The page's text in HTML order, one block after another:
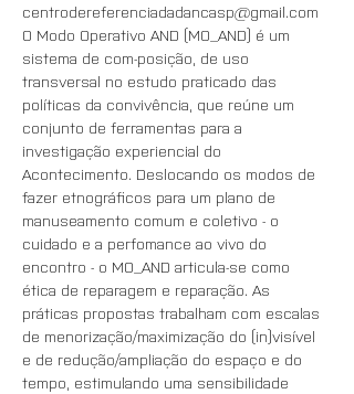
centrodereferenciadadancasp@gmail.com
O Modo Operativo AND (MO_AND) é um
sistema de com-posição, de uso
transversal no estudo praticado das
políticas da convivência, que reúne um
conjunto de ferramentas para a
investigação experiencial do
Acontecimento. Deslocando os modos de
fazer etnográficos para um plano de
manuseamento comum e coletivo - o
cuidado e a perfomance ao vivo do
encontro - o MO_AND articula-se como
ética de reparagem e reparação. As
práticas propostas trabalham com escalas
de menorização/maximização do (in)visível
e de redução/ampliação do espaço e do
tempo, estimulando uma sensibilidade